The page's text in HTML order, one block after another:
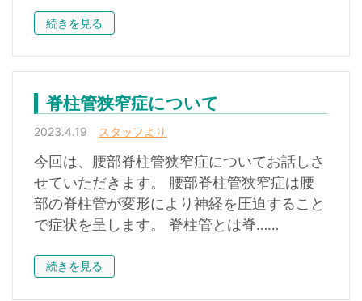
続きを見る
脊柱管狭窄症について
2023.4.19 スタッフより
今回は、腰部脊柱管狭窄症についてお話しさ
せていただきます。 腰部脊柱管狭窄症は腰
部の脊柱管が変形により神経を圧迫すること
で症状を呈します。 脊柱管とは脊……
続きを見る